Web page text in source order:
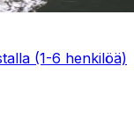
(1-6 henkilöä)